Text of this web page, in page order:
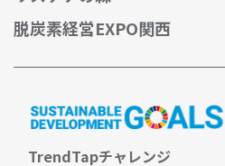
脱炭素経営EXPO関西
TrendTapチャレンジ